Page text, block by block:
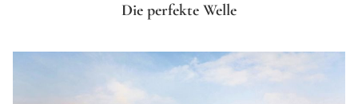
Die perfekte Welle